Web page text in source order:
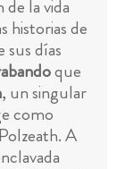
de la vida
historias de
sus días
que
, un singular
como
A